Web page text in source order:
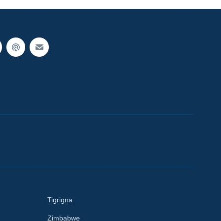
Tigrigna
Zimbabwe